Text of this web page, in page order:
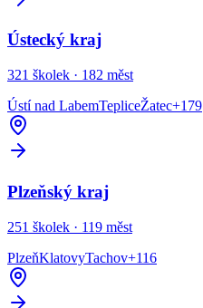
Ústecký kraj
321 školek · 182 měst
Ústí nad LabemTepliceŽatec+179
Plzeňský kraj
251 školek · 119 měst
PlzeňKlatovyTachov+116